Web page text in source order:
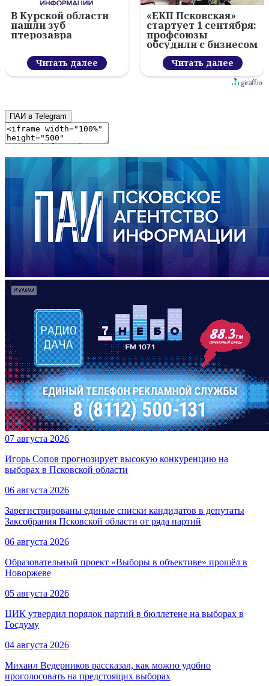
В Курской области
нашли зуб
птерозавра
Читать далее
«ЕКП Псковская»
стартует 1 сентября:
профсоюзы
обсудили с бизнесом
новый цифровой
проектЧитать далее
ПАИ в Telegram
07 августа 2026
Игорь Сопов прогнозирует высокую конкуренцию на
выборах в Псковской области
06 августа 2026
Зарегистрированы единые списки кандидатов в депутаты
Заксобрания Псковской области от ряда партий
06 августа 2026
Образовательный проект «Выборы в объективе» прошёл в
Новоржеве
05 августа 2026
ЦИК утвердил порядок партий в бюллетене на выборах в
Госдуму
04 августа 2026
Михаил Ведерников рассказал, как можно удобно
проголосовать на предстоящих выборах